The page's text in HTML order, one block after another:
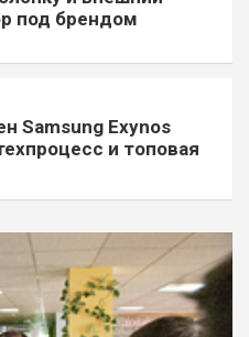
под брендом
Samsung Exynos
и топовая